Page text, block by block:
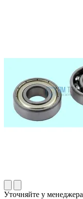
Уточняйте у менеджера